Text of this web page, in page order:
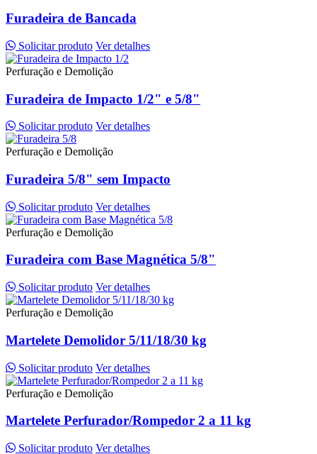
Furadeira de Bancada
Solicitar produto Ver detalhes
Perfuração e Demolição
Furadeira de Impacto 1/2" e 5/8"
Solicitar produto Ver detalhes
Perfuração e Demolição
Furadeira 5/8" sem Impacto
Solicitar produto Ver detalhes
Perfuração e Demolição
Furadeira com Base Magnética 5/8"
Solicitar produto Ver detalhes
Perfuração e Demolição
Martelete Demolidor 5/11/18/30 kg
Solicitar produto Ver detalhes
Perfuração e Demolição
Martelete Perfurador/Rompedor 2 a 11 kg
Solicitar produto Ver detalhes